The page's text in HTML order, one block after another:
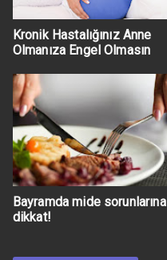
Kronik Hastalığınız Anne
Olmanıza Engel Olmasın
Bayramda mide sorunlarına
dikkat!